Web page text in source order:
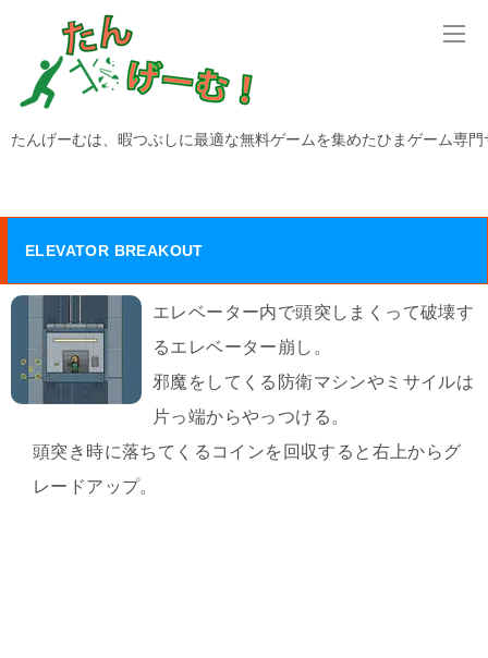
たんげーむは、暇つぶしに最適な無料ゲームを集めたひまゲーム専
ELEVATOR BREAKOUT
エレベーター内で頭突しまくって破壊す
るエレベーター崩し。
邪魔をしてくる防衛マシンやミサイルは
片っ端からやっつける。
頭突き時に落ちてくるコインを回収すると右上からグ
レードアップ。